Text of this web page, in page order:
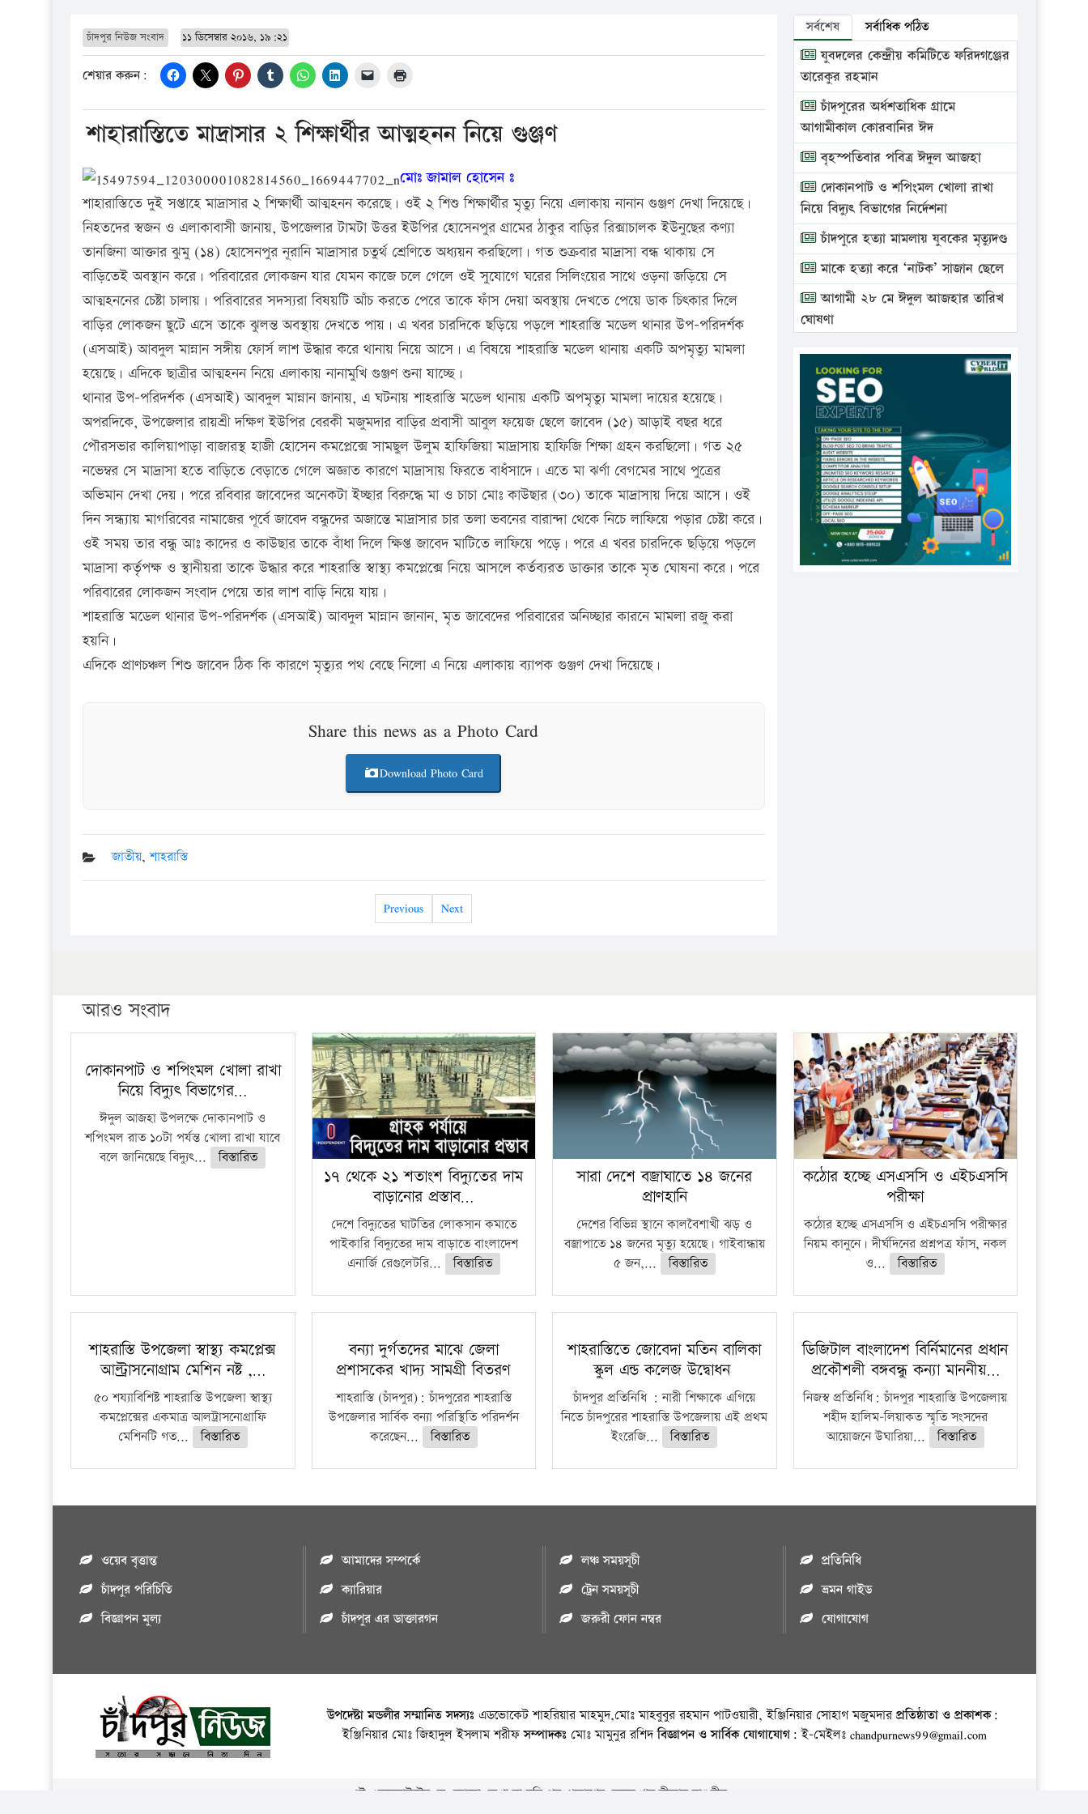
চাঁদপুর নিউজ সংবাদ ১১ ডিসেম্বার ২০১৬, ১৯:২১
শেয়ার করুন:
শাহারাস্তিতে মাদ্রাসার ২ শিক্ষার্থীর আত্মহনন নিয়ে গুঞ্জণ
মোঃ জামাল হোসেন ঃ
শাহারাস্তিতে দুই সপ্তাহে মাদ্রাসার ২ শিক্ষার্থী আত্মহনন করেছে। ওই ২ শিশু শিক্ষার্থীর মৃত্যু নিয়ে এলাকায় নানান গুঞ্জণ দেখা দিয়েছে।
নিহতদের স্বজন ও এলাকাবাসী জানায়, উপজেলার টামটা উত্তর ইউপির হোসেনপুর গ্রামের ঠাকুর বাড়ির রিক্সাচালক ইউনুছের কণ্যা
তানজিনা আক্তার ঝুমু (১৪) হোসেনপুর নূরানি মাদ্রাসার চতুর্থ শ্রেণিতে অধ্যয়ন করছিলো। গত শুক্রবার মাদ্রাসা বন্ধ থাকায় সে
বাড়িতেই অবস্থান করে। পরিবারের লোকজন যার যেমন কাজে চলে গেলে ওই সুযোগে ঘরের সিলিংয়ের সাথে ওড়না জড়িয়ে সে
আত্মহননের চেষ্টা চালায়। পরিবারের সদস্যরা বিষয়টি আঁচ করতে পেরে তাকে ফাঁস দেয়া অবস্থায় দেখতে পেয়ে ডাক চিৎকার দিলে
বাড়ির লোকজন ছুটে এসে তাকে ঝুলন্ত অবস্থায় দেখতে পায়। এ খবর চারদিকে ছড়িয়ে পড়লে শাহরাস্তি মডেল থানার উপ-পরিদর্শক
(এসআই) আবদুল মান্নান সঙ্গীয় ফোর্স লাশ উদ্ধার করে থানায় নিয়ে আসে। এ বিষয়ে শাহরাস্তি মডেল থানায় একটি অপমৃত্যু মামলা
হয়েছে। এদিকে ছাত্রীর আত্মহনন নিয়ে এলাকায় নানামুখি গুঞ্জণ শুনা যাচ্ছে।
থানার উপ-পরিদর্শক (এসআই) আবদুল মান্নান জানায়, এ ঘটনায় শাহরাস্তি মডেল থানায় একটি অপমৃত্যু মামলা দায়ের হয়েছে।
অপরদিকে, উপজেলার রায়শ্রী দক্ষিণ ইউপির বেরকী মজুমদার বাড়ির প্রবাসী আবুল ফয়েজ ছেলে জাবেদ (১৫) আড়াই বছর ধরে
পৌরসভার কালিয়াপাড়া বাজারস্থ হাজী হোসেন কমপ্লেক্সে সামছুল উলুম হাফিজিয়া মাদ্রাসায় হাফিজি শিক্ষা গ্রহন করছিলো। গত ২৫
নভেম্বর সে মাদ্রাসা হতে বাড়িতে বেড়াতে গেলে অজ্ঞাত কারণে মাদ্রাসায় ফিরতে বাধঁসাদে। এতে মা ঝর্ণা বেগমের সাথে পুত্রের
অভিমান দেখা দেয়। পরে রবিবার জাবেদের অনেকটা ইচ্ছার বিরুদ্ধে মা ও চাচা মোঃ কাউছার (৩০) তাকে মাদ্রাসায় দিয়ে আসে। ওই
দিন সন্ধ্যায় মাগরিবের নামাজের পূর্বে জাবেদ বন্ধুদের অজান্তে মাদ্রাসার চার তলা ভবনের বারান্দা থেকে নিচে লাফিয়ে পড়ার চেষ্টা করে।
ওই সময় তার বন্ধু আঃ কাদের ও কাউছার তাকে বাঁধা দিলে ক্ষিপ্ত জাবেদ মাটিতে লাফিয়ে পড়ে। পরে এ খবর চারদিকে ছড়িয়ে পড়লে
মাদ্রাসা কর্তৃপক্ষ ও স্থানীয়রা তাকে উদ্ধার করে শাহরাস্তি স্বাস্থ্য কমপ্লেক্সে নিয়ে আসলে কর্তব্যরত ডাক্তার তাকে মৃত ঘোষনা করে। পরে
পরিবারের লোকজন সংবাদ পেয়ে তার লাশ বাড়ি নিয়ে যায়।
শাহরাস্তি মডেল থানার উপ-পরিদর্শক (এসআই) আবদুল মান্নান জানান, মৃত জাবেদের পরিবারের অনিচ্ছার কারনে মামলা রজু করা
হয়নি।
এদিকে প্রাণচঞ্চল শিশু জাবেদ ঠিক কি কারণে মৃত্যুর পথ বেছে নিলো এ নিয়ে এলাকায় ব্যাপক গুঞ্জণ দেখা দিয়েছে।
Share this news as a Photo Card
Download Photo Card
জাতীয়,শাহরাস্তি
Previous Next
সর্বশেষ সর্বাধিক পঠিত
যুবদলের কেন্দ্রীয় কমিটিতে ফরিদগঞ্জের
তারেকুর রহমান
চাঁদপুরের অর্ধশতাধিক গ্রামে
আগামীকাল কোরবানির ঈদ
বৃহস্পতিবার পবিত্র ঈদুল আজহা
দোকানপাট ও শপিংমল খোলা রাখা
নিয়ে বিদ্যুৎ বিভাগের নির্দেশনা
চাঁদপুরে হত্যা মামলায় যুবকের মৃত্যুদণ্ড
মাকে হত্যা করে ‘নাটক’ সাজান ছেলে
আগামী ২৮ মে ঈদুল আজহার তারিখ
ঘোষণা
ভ্রাম্যমাণ আদালতে দুইটি প্রতিষ্ঠানকে
প্রতিষ্ঠানকে ৪০হাজার টাকা জরিমানা।
এবার লঞ্চের ভাড়া বাড়ল
১৭ থেকে ২১ শতাংশ বিদ্যুতের দাম
বাড়ানোর প্রস্তাব পিডিবির
১৬ মে চাঁদপুর ও ২৫ মে ফেনী সফরে
যাবেন প্রধানমন্ত্রী
উচ্চশিক্ষায় গৌরবময় অর্জন: পূর্ণ
স্কলারশিপে যুক্তরাষ্ট্রে পিএইচডি করছেন
আরও সংবাদ
দোকানপাট ও শপিংমল খোলা রাখা
নিয়ে বিদ্যুৎ বিভাগের…
ঈদুল আজহা উপলক্ষে দোকানপাট ও
শপিংমল রাত ১০টা পর্যন্ত খোলা রাখা যাবে
বলে জানিয়েছে বিদ্যুৎ...
বিস্তারিত
১৭ থেকে ২১ শতাংশ বিদ্যুতের দাম
বাড়ানোর প্রস্তাব…
দেশে বিদ্যুতের ঘাটতির লোকসান কমাতে
পাইকারি বিদ্যুতের দাম বাড়াতে বাংলাদেশ
এনার্জি রেগুলেটরি...
বিস্তারিত
সারা দেশে বজ্রাঘাতে ১৪ জনের
প্রাণহানি
দেশের বিভিন্ন স্থানে কালবৈশাখী ঝড় ও
বজ্রাপাতে ১৪ জনের মৃত্যু হয়েছে। গাইবান্ধায়
৫ জন,...
বিস্তারিত
কঠোর হচ্ছে এসএসসি ও এইচএসসি
পরীক্ষা
কঠোর হচ্ছে এসএসসি ও এইচএসসি পরীক্ষার
নিয়ম কানুনে। দীর্ঘদিনের প্রশ্নপত্র ফাঁস, নকল
ও...
বিস্তারিত
শাহরাস্তি উপজেলা স্বাস্থ্য কমপ্লেক্স
আল্ট্রাসনোগ্রাম মেশিন নষ্ট ,…
৫০ শয্যাবিশিষ্ট শাহরাস্তি উপজেলা স্বাস্থ্য
কমপ্লেক্সের একমাত্র আলট্রাসনোগ্রাফি
মেশিনটি গত...
বিস্তারিত
বন্যা দুর্গতদের মাঝে জেলা
প্রশাসকের খাদ্য সামগ্রী বিতরণ
শাহরাস্তি (চাঁদপুর): চাঁদপুরের শাহরাস্তি
উপজেলার সার্বিক বন্যা পরিস্থিতি পরিদর্শন
করেছেন...
বিস্তারিত
শাহরাস্তিতে জোবেদা মতিন বালিকা
স্কুল এন্ড কলেজ উদ্বোধন
চাঁদপুর প্রতিনিধি : নারী শিক্ষাকে এগিয়ে
নিতে চাঁদপুরের শাহরাস্তি উপজেলায় এই প্রথম
ইংরেজি...
বিস্তারিত
ডিজিটাল বাংলাদেশ বির্নিমানের প্রধান
প্রকৌশলী বঙ্গবন্ধু কন্যা মাননীয়…
নিজস্ব প্রতিনিধি: চাঁদপুর শাহরাস্তি উপজেলায়
শহীদ হালিম-লিয়াকত স্মৃতি সংসদের
আয়োজনে উঘারিয়া...
বিস্তারিত
ওয়েব বৃত্তান্ত
চাঁদপুর পরিচিতি
বিজ্ঞাপন মুল্য
আমাদের সম্পর্কে
ক্যারিয়ার
চাঁদপুর এর ডাক্তারগন
লঞ্চ সময়সূচী
ট্রেন সময়সূচী
জরুরী ফোন নম্বর
প্রতিনিধি
ভ্রমন গাইড
যোগাযোগ
উপদেষ্টা মন্ডলীর সম্মানিত সদস্যঃ এডভোকেট শাহরিয়ার মাহমুদ,মোঃ মাহবুবুর রহমান পাটওয়ারী, ইঞ্জিনিয়ার সোহাগ মজুমদারপ্রতিষ্ঠাতা ও প্রকাশক:
ইঞ্জিনিয়ার মোঃ জিহাদুল ইসলাম শরীফসম্পাদকঃ মোঃ মামুনুর রশিদবিজ্ঞাপন ও সার্বিক যোগাযোগ: ই-মেইলঃ chandpurnews99@gmail.com
এই ওয়েবসাইটের যে কোনো লেখা বা ছবি পুনঃপ্রকাশের ক্ষেত্রে ঋন স্বীকার বাঞ্চনীয় ।